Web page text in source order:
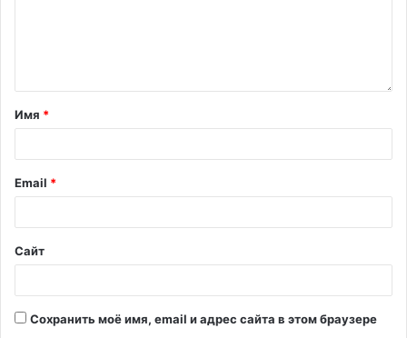
Имя *
Email *
Сайт
Сохранить моё имя, email и адрес сайта в этом браузере